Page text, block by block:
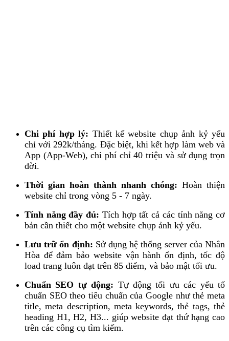
Chi phí hợp lý: Thiết kế website chụp ảnh kỷ yếu
chỉ với 292k/tháng. Đặc biệt, khi kết hợp làm web và
App (App-Web), chi phí chỉ 40 triệu và sử dụng trọn
đời.
Thời gian hoàn thành nhanh chóng: Hoàn thiện
website chỉ trong vòng 5 - 7 ngày.
Tính năng đầy đủ: Tích hợp tất cả các tính năng cơ
bản cần thiết cho một website chụp ảnh kỷ yếu.
Lưu trữ ổn định: Sử dụng hệ thống server của Nhân
Hòa để đảm bảo website vận hành ổn định, tốc độ
load trang luôn đạt trên 85 điểm, và bảo mật tối ưu.
Chuẩn SEO tự động: Tự động tối ưu các yếu tố
chuẩn SEO theo tiêu chuẩn của Google như thẻ meta
title, meta description, meta keywords, thẻ tags, thẻ
heading H1, H2, H3... giúp website đạt thứ hạng cao
trên các công cụ tìm kiếm.